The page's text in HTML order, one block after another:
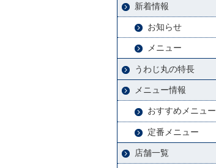
新着情報
お知らせ
メニュー
うわじ丸の特長
メニュー情報
おすすめメニュー
定番メニュー
店舗一覧